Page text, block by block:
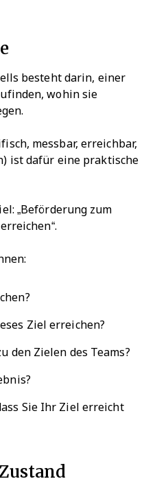
besteht darin, einer
wohin sie
messbar, erreichbar,
ist dafür eine praktische
„Beförderung zum
Ziel erreichen?
den Zielen des Teams?
Sie Ihr Ziel erreicht